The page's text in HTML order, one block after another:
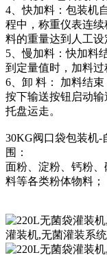
4、快加料：包装机
程中，称重仪表连
料的重量达到人工设
5、慢加料：快加料
到定量值时，加料过
6、卸 料： 加料结
按下输送按钮启动
托盘运走。
30KG阀口袋包装机-
围：
面粉、淀粉、钙粉
料等各类粉体物料；